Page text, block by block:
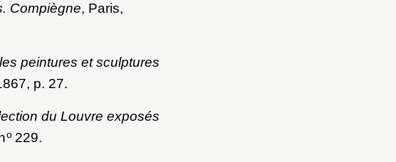
Compiègne, Paris,
peintures et sculptures
p. 27.
du Louvre exposés
o229.